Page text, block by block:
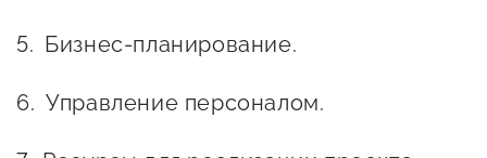
Бизнес-планирование.
Управление персоналом.